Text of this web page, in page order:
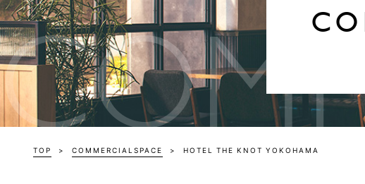
TOP COMMERCIALSPACE HOTEL THE KNOT YOKOHAMA